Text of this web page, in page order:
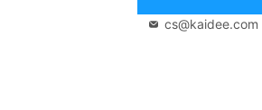
cs@kaidee.com